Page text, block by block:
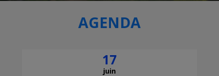
AGENDA
17
juin